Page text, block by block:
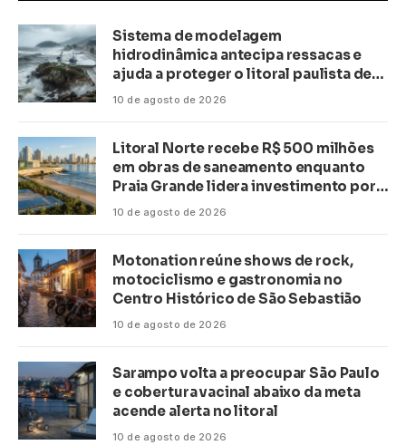
Sistema de modelagem
hidrodinâmica antecipa ressacas e
ajuda a proteger o litoral paulista de
inundações
10 de agosto de 2026
Litoral Norte recebe R$ 500 milhões
em obras de saneamento enquanto
Praia Grande lidera investimento por
habitante no país
10 de agosto de 2026
Motonation reúne shows de rock,
motociclismo e gastronomia no
Centro Histórico de São Sebastião
10 de agosto de 2026
Sarampo volta a preocupar São Paulo
e cobertura vacinal abaixo da meta
acende alerta no litoral
10 de agosto de 2026